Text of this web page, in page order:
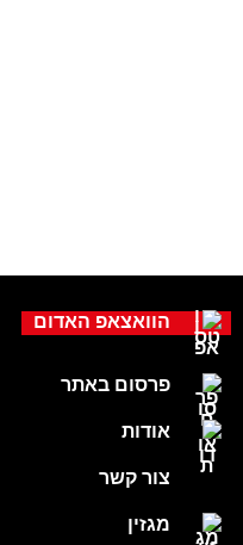
הוואצאפ האדום
פרסום באתר
אודות
צור קשר
מגזין